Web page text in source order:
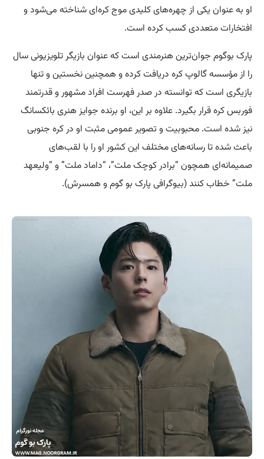
او به عنوان یکی از چهره‌های کلیدی موج کره‌ای شناخته می‌شود و
افتخارات متعددی کسب کرده است.
پارک بوگوم جوان‌ترین هنرمندی است که عنوان بازیگر تلویزیونی سال
را از مؤسسه گالوپ کره دریافت کرده و همچنین نخستین و تنها
بازیگری است که توانسته در صدر فهرست افراد مشهور و قدرتمند
فوربس کره قرار بگیرد. علاوه بر این، او برنده جوایز هنری بائکسانگ
نیز شده است. محبوبیت و تصویر عمومی مثبت او در کره جنوبی
باعث شده تا رسانه‌های مختلف این کشور او را با لقب‌های
صمیمانه‌ای همچون “برادر کوچک ملت”، “داماد ملت” و “ولیعهد
ملت” خطاب کنند (بیوگرافی پارک بو گوم و همسرش).